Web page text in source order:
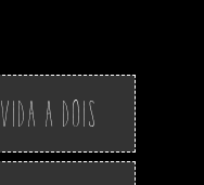
Vida a Dois